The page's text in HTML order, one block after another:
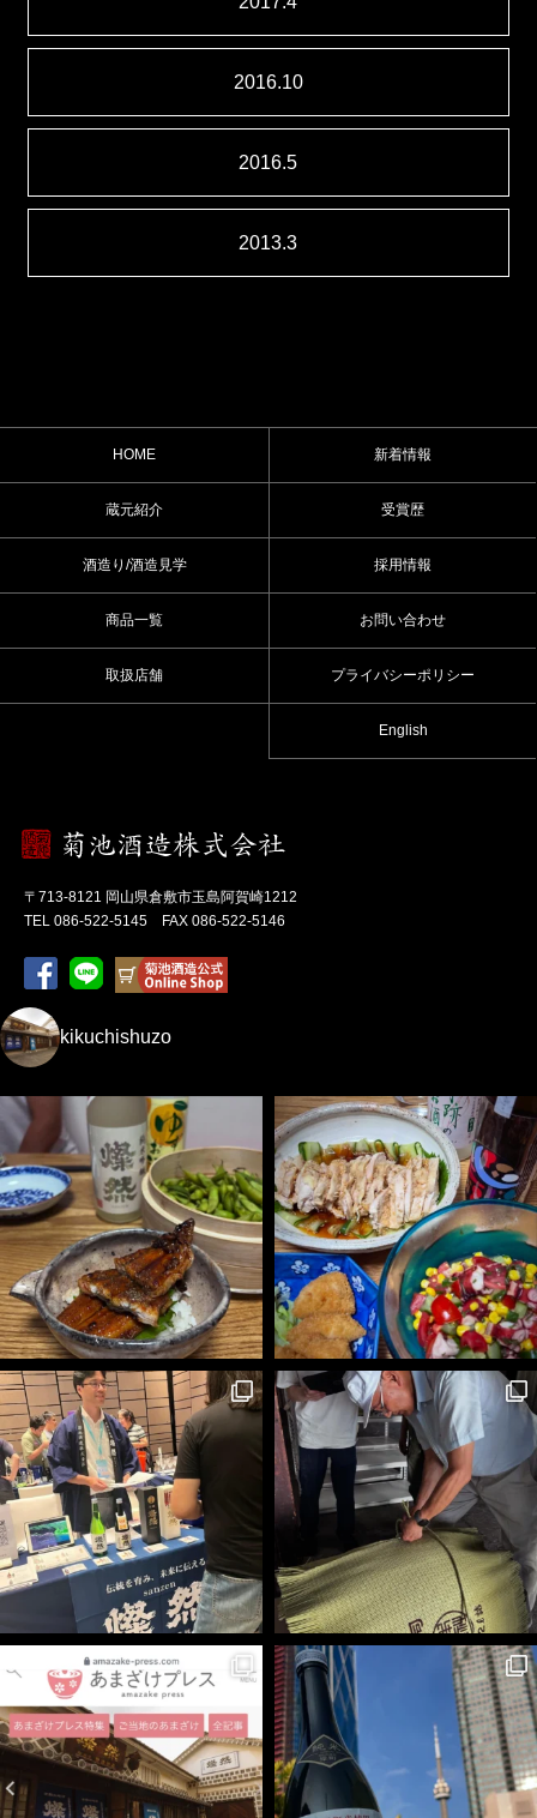
2016.10
2016.5
2013.3
HOME
蔵元紹介
酒造り/酒造見学
商品一覧
取扱店舗
新着情報
受賞歴
採用情報
お問い合わせ
プライバシーポリシー
English
〒713-8121 岡山県倉敷市玉島阿賀崎1212
TEL 086-522-5145 FAX 086-522-5146
kikuchishuzo